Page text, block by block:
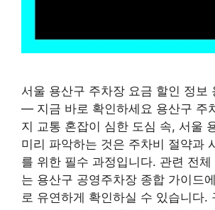
서울 용산구 주차장 요금 할인 정보
— 지금 바로 확인하세요 용산구 주
지 교통 혼잡이 심한 도심 속, 서울
미리 파악하는 것은 주차비 절약과
를 위한 필수 과정입니다. 관련 전체
는 용산구 공영주차장 종합 가이드
로 유연하게 확인하실 수 있습니다.